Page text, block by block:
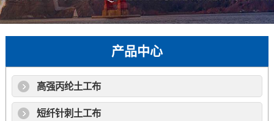
产品中心
高强丙纶土工布
短纤针刺土工布